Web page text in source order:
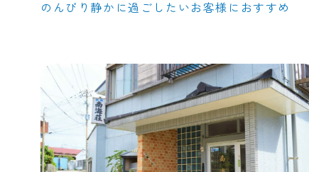
のんびり静かに過ごしたいお客様におすすめ